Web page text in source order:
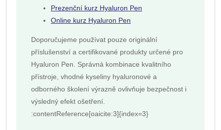
Prezenční kurz Hyaluron Pen
Online kurz Hyaluron Pen
Doporučujeme používat pouze originální
příslušenství a certifikované produkty určené pro
Hyaluron Pen. Správná kombinace kvalitního
přístroje, vhodné kyseliny hyaluronové a
odborného školení výrazně ovlivňuje bezpečnost i
výsledný efekt ošetření.
:contentReference[oaicite:3]{index=3}